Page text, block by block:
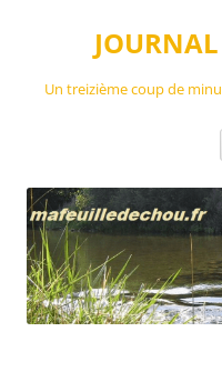
Un treizième coup de